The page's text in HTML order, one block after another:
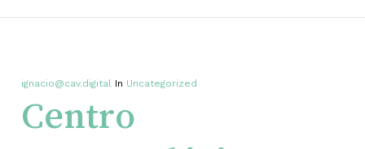
ignacio@cav.digital In Uncategorized
Centro